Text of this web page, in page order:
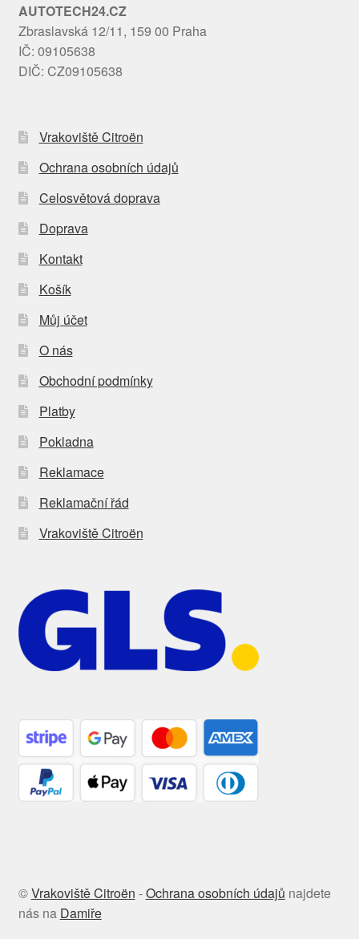
AUTOTECH24.CZ
Zbraslavská 12/11, 159 00 Praha
IČ: 09105638
DIČ: CZ09105638
Vrakoviště Citroën
Ochrana osobních údajů
Celosvětová doprava
Doprava
Kontakt
Košík
Můj účet
O nás
Obchodní podmínky
Platby
Pokladna
Reklamace
Reklamační řád
Vrakoviště Citroën
©Vrakoviště Citroën -Ochrana osobních údajů najdete
nás na Damiře